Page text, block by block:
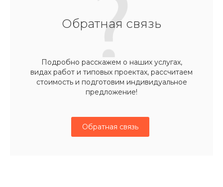
Обратная связь
Подробно расскажем о наших услугах,
видах работ и типовых проектах, рассчитаем
стоимость и подготовим индивидуальное
предложение!
Обратная связь